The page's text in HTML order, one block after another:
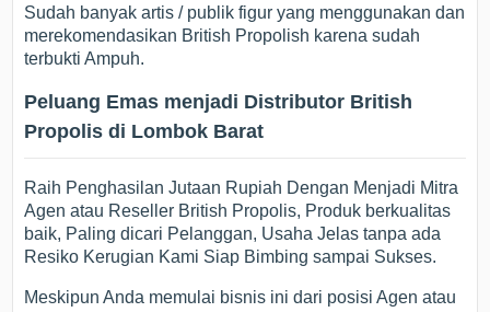
Sudah banyak artis / publik figur yang menggunakan dan
merekomendasikan British Propolish karena sudah
terbukti Ampuh.
Peluang Emas menjadi Distributor British
Propolis di Lombok Barat
Raih Penghasilan Jutaan Rupiah Dengan Menjadi Mitra
Agen atau Reseller British Propolis, Produk berkualitas
baik, Paling dicari Pelanggan, Usaha Jelas tanpa ada
Resiko Kerugian Kami Siap Bimbing sampai Sukses.
Meskipun Anda memulai bisnis ini dari posisi Agen atau